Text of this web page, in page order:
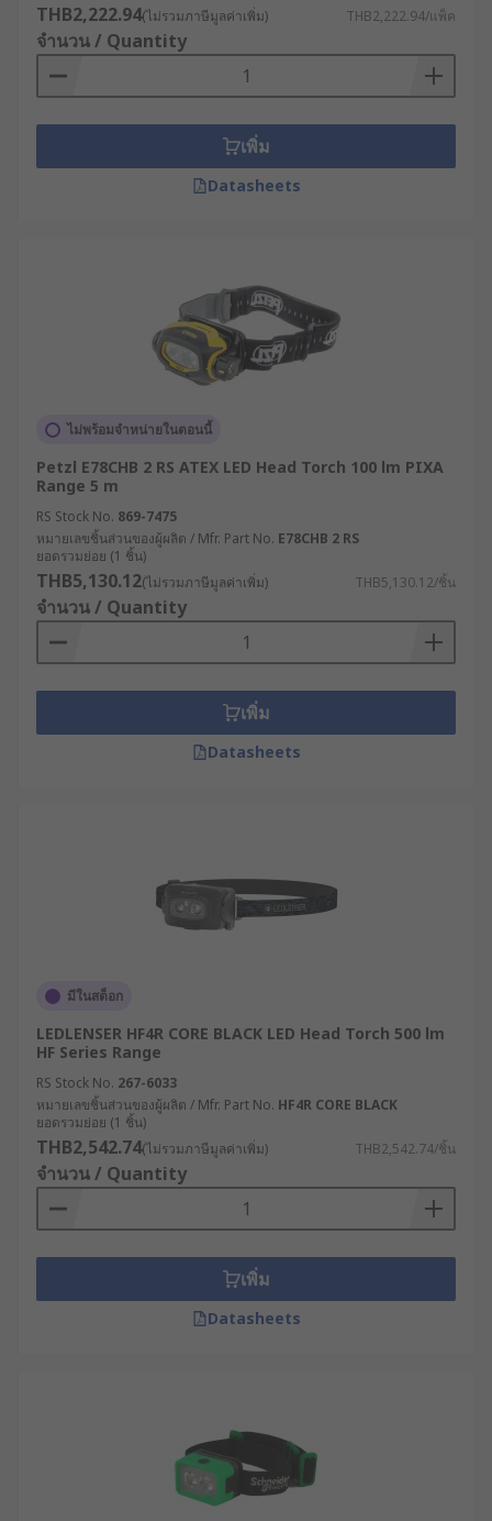
THB2,222.94(ไม่รวมภาษีมูลค่าเพิ่ม) THB2,222.94/แพ็ค
จำนวน / Quantity
เพิ่ม
Datasheets
ไม่พร้อมจำหน่ายในตอนนี้
Petzl E78CHB 2 RS ATEX LED Head Torch 100 lm PIXA
Range 5 m
RS Stock No. 869-7475
หมายเลขชิ้นส่วนของผู้ผลิต / Mfr. Part No. E78CHB 2 RS
ยอดรวมย่อย (1 ชิ้น)
THB5,130.12(ไม่รวมภาษีมูลค่าเพิ่ม) THB5,130.12/ชิ้น
จำนวน / Quantity
เพิ่ม
Datasheets
มีในสต็อก
LEDLENSER HF4R CORE BLACK LED Head Torch 500 lm
HF Series Range
RS Stock No. 267-6033
หมายเลขชิ้นส่วนของผู้ผลิต / Mfr. Part No. HF4R CORE BLACK
ยอดรวมย่อย (1 ชิ้น)
THB2,542.74(ไม่รวมภาษีมูลค่าเพิ่ม) THB2,542.74/ชิ้น
จำนวน / Quantity
เพิ่ม
Datasheets